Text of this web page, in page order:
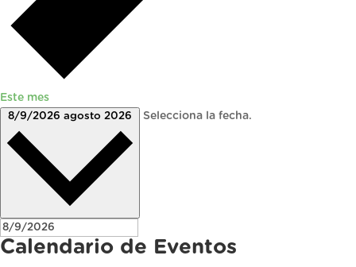
Este mes
8/9/2026 agosto 2026 Selecciona la fecha.
Calendario de Eventos